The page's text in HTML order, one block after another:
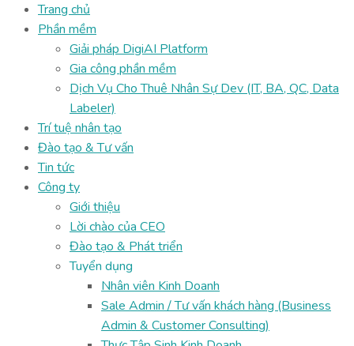
Trang chủ
Phần mềm
Giải pháp DigiAI Platform
Gia công phần mềm
Dịch Vụ Cho Thuê Nhân Sự Dev (IT, BA, QC, Data
Labeler)
Trí tuệ nhân tạo
Đào tạo & Tư vấn
Tin tức
Công ty
Giới thiệu
Lời chào của CEO
Đào tạo & Phát triển
Tuyển dụng
Nhân viên Kinh Doanh
Sale Admin / Tư vấn khách hàng (Business
Admin & Customer Consulting)